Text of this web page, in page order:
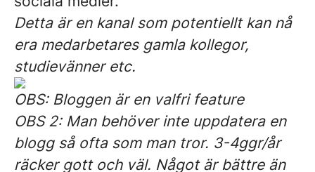
Detta är en kanal som potentiellt kan nå
era medarbetares gamla kollegor,
studievänner etc.
OBS: Bloggen är en valfri feature
OBS 2: Man behöver inte uppdatera en
blogg så ofta som man tror. 3-4ggr/år
räcker gott och väl. Något är bättre än